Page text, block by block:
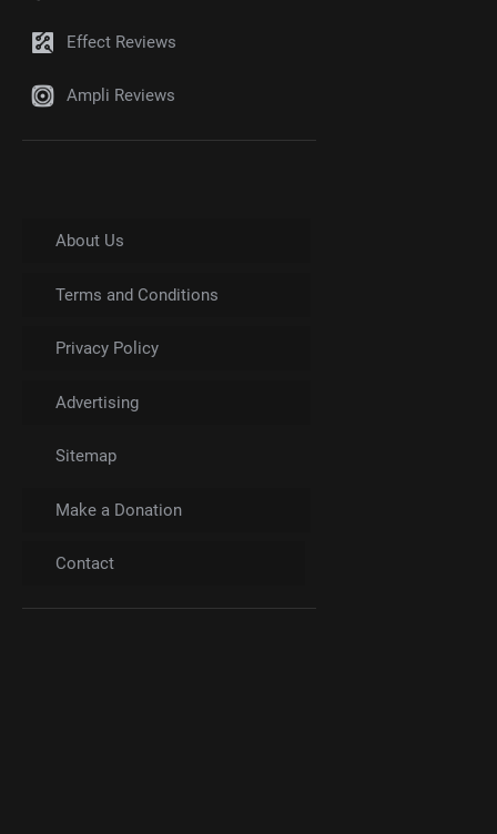
Effect Reviews
Ampli Reviews
About Us
Terms and Conditions
Privacy Policy
Advertising
Sitemap
Make a Donation
Contact